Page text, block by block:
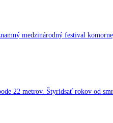
medzinárodný festival
22 metrov. Štyridsať rokov od